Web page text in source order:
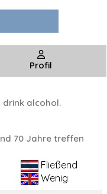
Profil
drink alcohol.
70 Jahre treffen
Fließend
Wenig